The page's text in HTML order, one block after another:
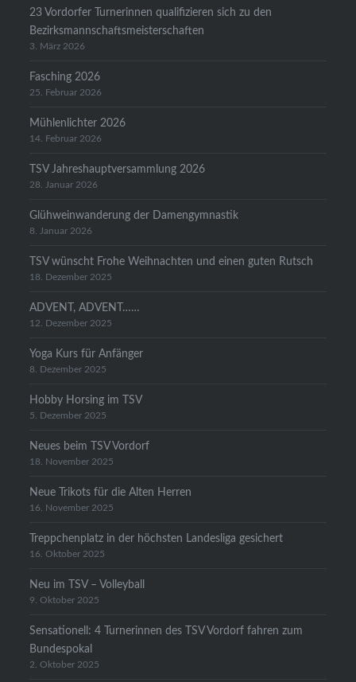
23 Vordorfer Turnerinnen qualifizieren sich zu den
Bezirksmannschaftsmeisterschaften
3. März 2026
Fasching 2026
25. Februar 2026
Mühlenlichter 2026
14. Februar 2026
TSV Jahreshauptversammlung 2026
28. Januar 2026
Glühweinwanderung der Damengymnastik
8. Januar 2026
TSV wünscht Frohe Weihnachten und einen guten Rutsch
18. Dezember 2025
ADVENT, ADVENT……
12. Dezember 2025
Yoga Kurs für Anfänger
8. Dezember 2025
Hobby Horsing im TSV
5. Dezember 2025
Neues beim TSV Vordorf
18. November 2025
Neue Trikots für die Alten Herren
16. November 2025
Treppchenplatz in der höchsten Landesliga gesichert
16. Oktober 2025
Neu im TSV – Volleyball
9. Oktober 2025
Sensationell: 4 Turnerinnen des TSV Vordorf fahren zum
Bundespokal
2. Oktober 2025